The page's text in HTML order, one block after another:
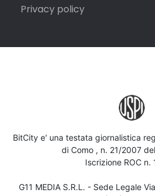
Privacy policy
BitCity e' una testata giornalistica
di Como , n. 21/2007
Iscrizione ROC n.
G11 MEDIA S.R.L. - Sede Legale